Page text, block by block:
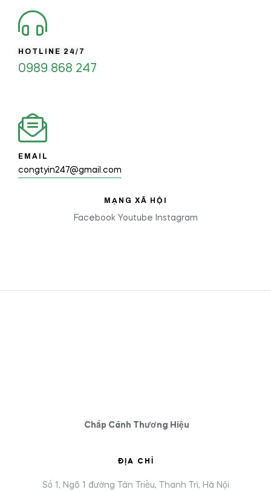
HOTLINE 24/7
0989 868 247
EMAIL
congtyin247@gmail.com
MẠNG XÃ HỘI
Facebook Youtube Instagram
Chắp Cánh Thương Hiệu
ĐỊA CHỈ
Số 1, Ngõ 1 đường Tân Triều, Thanh Trì, Hà Nội